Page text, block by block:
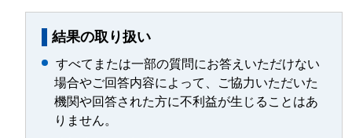
結果の取り扱い
すべてまたは一部の質問にお答えいただけない
場合やご回答内容によって、ご協力いただいた
機関や回答された方に不利益が生じることはあ
りません。